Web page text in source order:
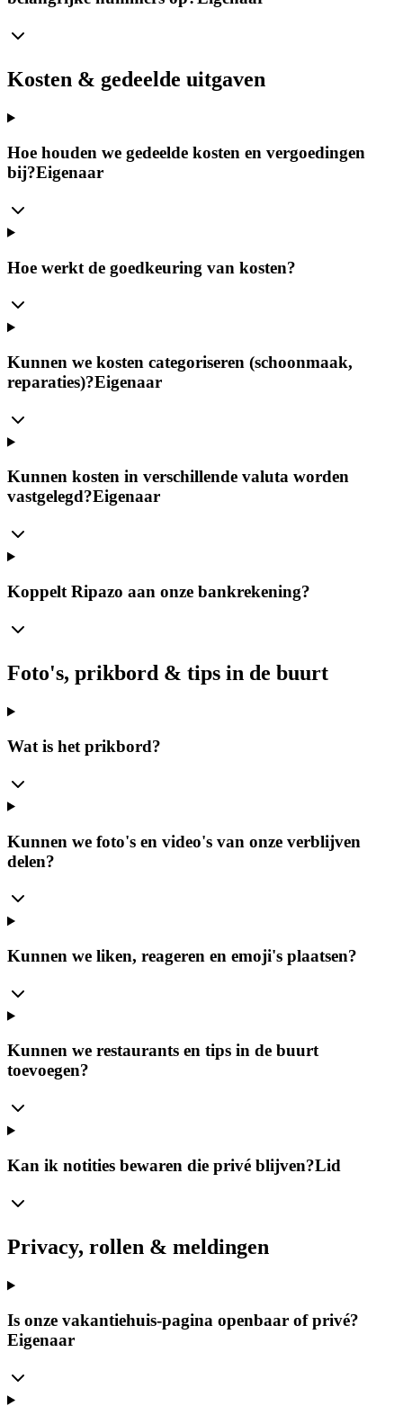
Kosten & gedeelde uitgaven
Hoe houden we gedeelde kosten en vergoedingen
bij?Eigenaar
Hoe werkt de goedkeuring van kosten?
Kunnen we kosten categoriseren (schoonmaak,
reparaties)?Eigenaar
Kunnen kosten in verschillende valuta worden
vastgelegd?Eigenaar
Koppelt Ripazo aan onze bankrekening?
Foto's, prikbord & tips in de buurt
Wat is het prikbord?
Kunnen we foto's en video's van onze verblijven
delen?
Kunnen we liken, reageren en emoji's plaatsen?
Kunnen we restaurants en tips in de buurt
toevoegen?
Kan ik notities bewaren die privé blijven?Lid
Privacy, rollen & meldingen
Is onze vakantiehuis-pagina openbaar of privé?
Eigenaar